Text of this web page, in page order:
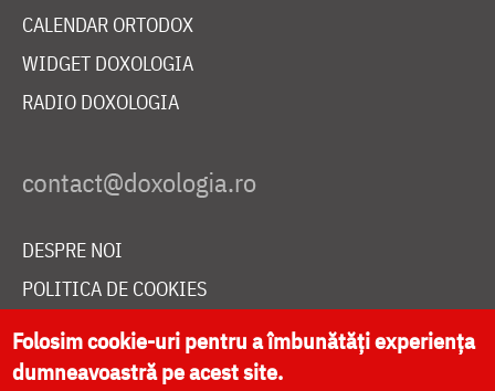
CALENDAR ORTODOX
WIDGET DOXOLOGIA
RADIO DOXOLOGIA
DESPRE NOI
POLITICA DE COOKIES
DONEAZĂ ONLINE PENTRU CATEDRALA NAȚIONALĂ
Folosim cookie-uri pentru a îmbunătăți experiența
dumneavoastră pe acest site.